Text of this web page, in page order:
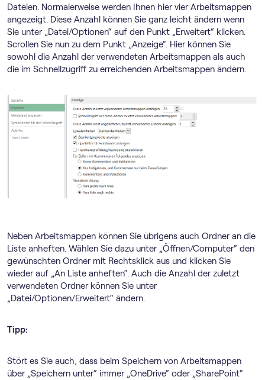
Dateien. Normalerweise werden Ihnen hier vier Arbeitsmappen
angezeigt. Diese Anzahl können Sie ganz leicht ändern wenn
Sie unter „Datei/Optionen“ auf den Punkt „Erweitert“ klicken.
Scrollen Sie nun zu dem Punkt „Anzeige“. Hier können Sie
sowohl die Anzahl der verwendeten Arbeitsmappen als auch
die im Schnellzugriff zu erreichenden Arbeitsmappen ändern.
Neben Arbeitsmappen können Sie übrigens auch Ordner an die
Liste anheften. Wählen Sie dazu unter „Öffnen/Computer“ den
gewünschten Ordner mit Rechtsklick aus und klicken Sie
wieder auf „An Liste anheften“. Auch die Anzahl der zuletzt
verwendeten Ordner können Sie unter
„Datei/Optionen/Erweitert“ ändern.
Tipp:
Stört es Sie auch, dass beim Speichern von Arbeitsmappen
über „Speichern unter“ immer „OneDrive“ oder „SharePoint“